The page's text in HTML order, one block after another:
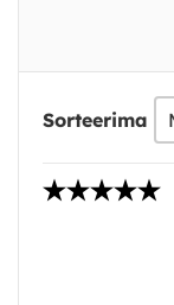
Sorteerima